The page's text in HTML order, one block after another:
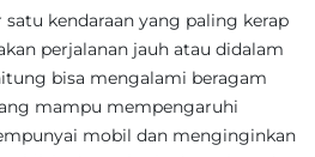
kendaraan yang paling kerap
perjalanan jauh atau didalam
bisa mengalami beragam
mampu mempengaruhi
mobil dan menginginkan